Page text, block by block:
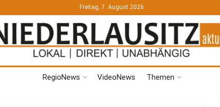
Freitag, 7. August 2026
RegioNews VideoNews Themen